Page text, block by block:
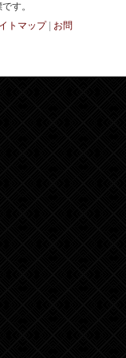
す。
トマップ| お問